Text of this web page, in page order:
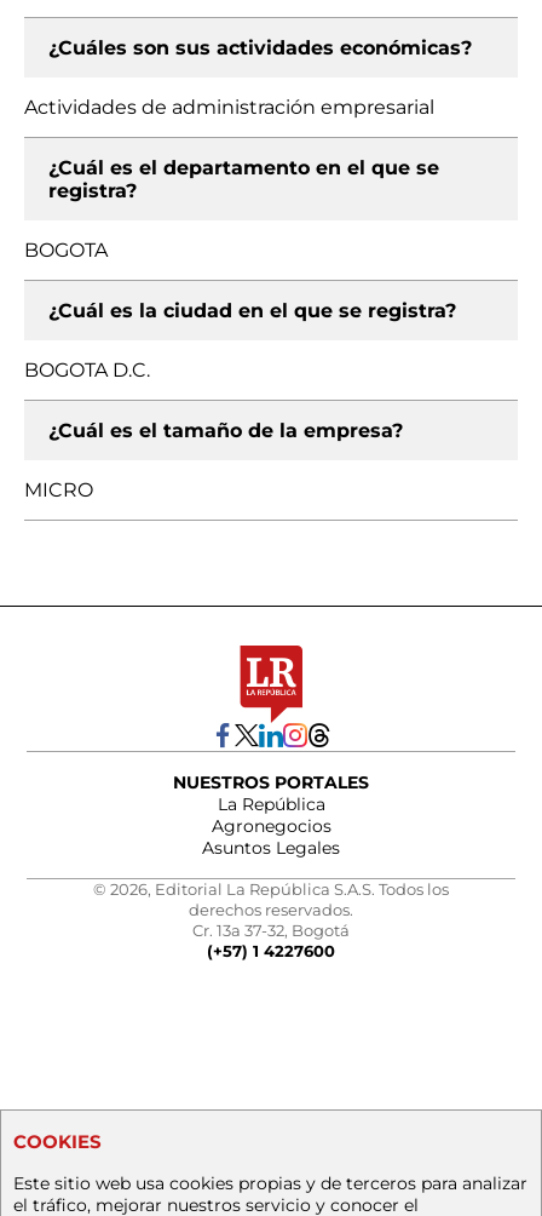
¿Cuáles son sus actividades económicas?
Actividades de administración empresarial
¿Cuál es el departamento en el que se
registra?
BOGOTA
¿Cuál es la ciudad en el que se registra?
BOGOTA D.C.
¿Cuál es el tamaño de la empresa?
MICRO
NUESTROS PORTALES
La República
Agronegocios
Asuntos Legales
© 2026, Editorial La República S.A.S. Todos los
derechos reservados.
Cr. 13a 37-32, Bogotá
(+57) 1 4227600
COOKIES
Este sitio web usa cookies propias y de terceros para analizar
el tráfico, mejorar nuestros servicio y conocer el